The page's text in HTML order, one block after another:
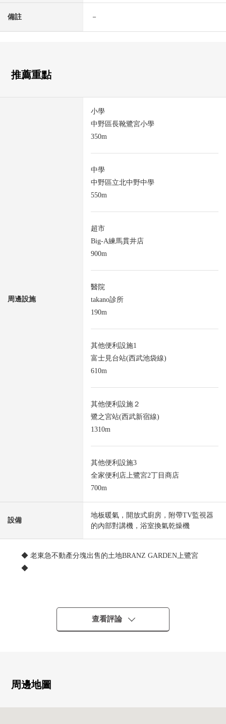
備註 －
推薦重點
周邊設施
小學
中野區長靴鷺宮小學
350m
中學
中野區立北中野中學
550m
超市
Big-A練馬貫井店
900m
醫院
takano診所
190m
其他便利設施1
富士見台站(西武池袋線)
610m
其他便利設施２
鷺之宮站(西武新宿線)
1310m
其他便利設施3
全家便利店上鷺宮2丁目商店
700m
設備
地板暖氣，開放式廚房，附帶TV監視器
的內部對講機，浴室換氣乾燥機
◆ 老東急不動產分塊出售的土地BRANZ GARDEN上鷺宮
◆
西武池袋線"富士見台"車站步行8分鐘
西武新宿線"鷺之宮"車站步行17分鐘
○ 建築面積91.63平方公尺(約27.71坪)
查看評論
周邊地圖